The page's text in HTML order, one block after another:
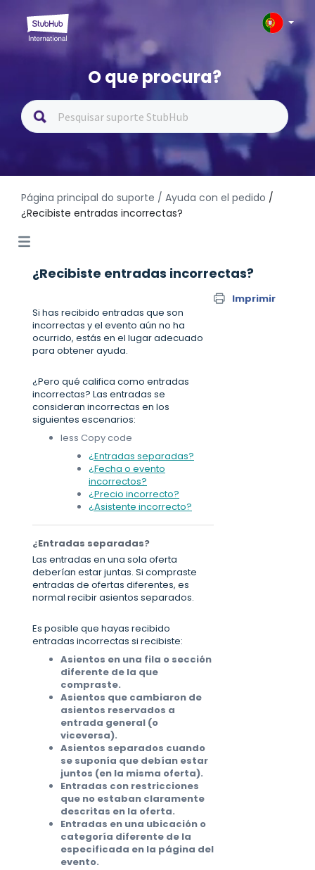
O que procura?
Página principal do suporte / Ayuda con el pedido /
¿Recibiste entradas incorrectas?
¿Recibiste entradas incorrectas?
Imprimir
Si has recibido entradas que son
incorrectas y el evento aún no ha
ocurrido, estás en el lugar adecuado
para obtener ayuda.
¿Pero qué califica como entradas
incorrectas? Las entradas se
consideran incorrectas en los
siguientes escenarios:
less Copy code
¿Entradas separadas?
¿Fecha o evento
incorrectos?
¿Precio incorrecto?
¿Asistente incorrecto?
¿Entradas separadas?
Las entradas en una sola oferta
deberían estar juntas. Si compraste
entradas de ofertas diferentes, es
normal recibir asientos separados.
Es posible que hayas recibido
entradas incorrectas si recibiste:
Asientos en una fila o sección
diferente de la que
compraste.
Asientos que cambiaron de
asientos reservados a
entrada general (o
viceversa).
Asientos separados cuando
se suponía que debían estar
juntos (en la misma oferta).
Entradas con restricciones
que no estaban claramente
descritas en la oferta.
Entradas en una ubicación o
categoría diferente de la
especificada en la página del
evento.